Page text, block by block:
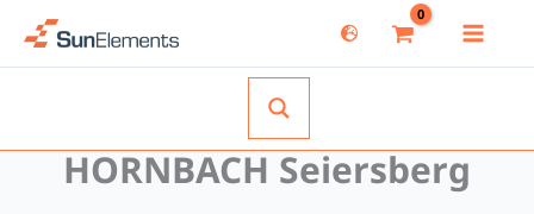
Inhalt
HORNBACH Seiersberg